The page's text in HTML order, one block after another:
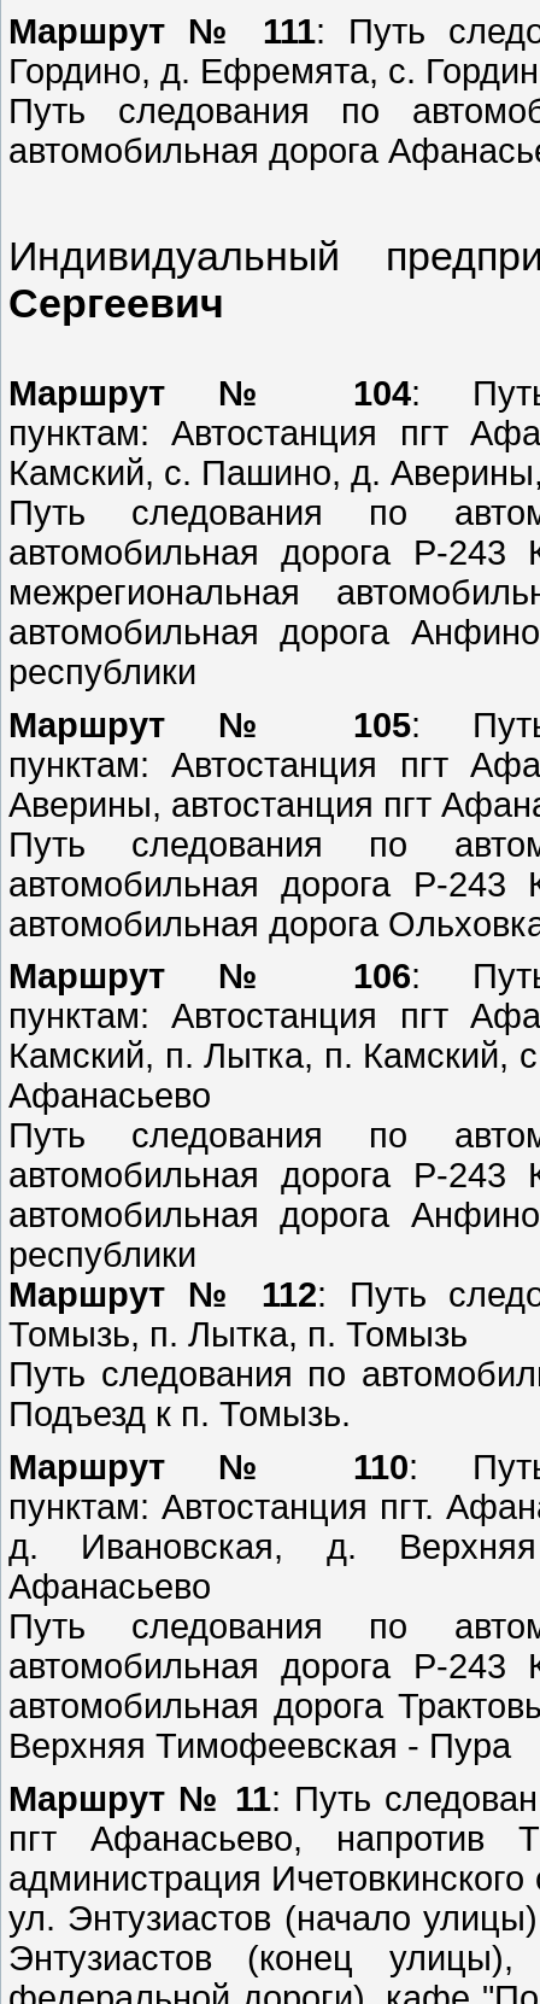
Маршрут № 111: Путь
Гордино, д. Ефремята, с.
Путь следования по
автомобильная дорога
Индивидуальный
Сергеевич
Маршрут № 104:
пунктам: Автостанция пгт
Камский, с. Пашино, д.
Путь следования по
автомобильная дорога Р-
межрегиональная
автомобильная дорога
Маршрут № 105:
пунктам: Автостанция пгт
Аверины, автостанция пгт
Путь следования по
автомобильная дорога Р-
автомобильная
Маршрут № 106:
пунктам: Автостанция пгт
Камский, п. Лытка, п. Камский,
Афанасьево
Путь следования по
автомобильная дорога Р-
автомобильная дорога
Маршрут № 112: Путь
Томызь, п. Лытка, п. Томызь
Путь следования по
Подъезд к п.
Маршрут № 110:
пунктам: Автостанция пгт.
д. Ивановская, д. Верхняя
Афанасьево
Путь следования по
автомобильная дорога Р-
автомобильная дорога
Верхняя
Маршрут № 11: Путь
пгт Афанасьево, напротив
администрация
ул. Энтузиастов (начало
Энтузиастов (конец